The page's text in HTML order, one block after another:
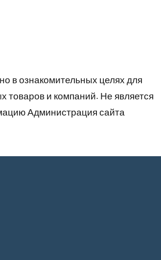
в ознакомительных целях для
товаров и компаний. Не является
Администрация сайта